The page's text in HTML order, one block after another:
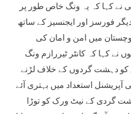
نے کہا کہ یہ ونگ خاص طور پر
فورسز اور ایجنسیز کے ساتھ
بلوچستان میں امن و امان کی
نے کہا کہ کانٹر ٹیررازم ونگ
دہشت گردوں کے خلاف لڑنے
استعداد میں بہتری آئے
گردی کے نیٹ ورک کو توڑا